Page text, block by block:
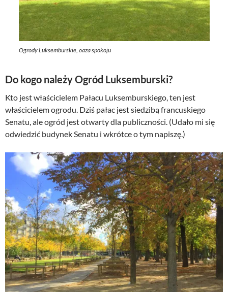
Ogrody Luksemburskie, oaza spokoju
Do kogo należy Ogród Luksemburski?
Kto jest właścicielem Pałacu Luksemburskiego, ten jest
właścicielem ogrodu. Dziś pałac jest siedzibą francuskiego
Senatu, ale ogród jest otwarty dla publiczności. (Udało mi się
odwiedzić budynek Senatu i wkrótce o tym napiszę.)